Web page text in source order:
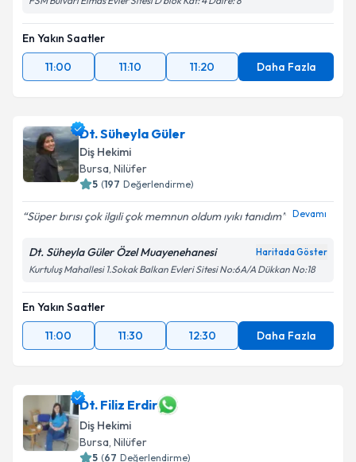
En Yakın Saatler
11:00
11:10 11:20 Daha Fazla
Dt. Süheyla Güler
Diş Hekimi
Bursa, Nilüfer
5 (197 Değerlendirme)
Süper bırısı çok ilgıli çok memnun oldum ıyıkı tanıdım Devamı
Dt. Süheyla Güler Özel Muayenehanesi Haritada Göster
Kurtuluş Mahallesi 1.Sokak Balkan Evleri Sitesi No:6A/A Dükkan No:18
En Yakın Saatler
11:00
11:30 12:30 Daha Fazla
Dt. Filiz Erdir
Diş Hekimi
Bursa, Nilüfer
5 (67 Değerlendirme)